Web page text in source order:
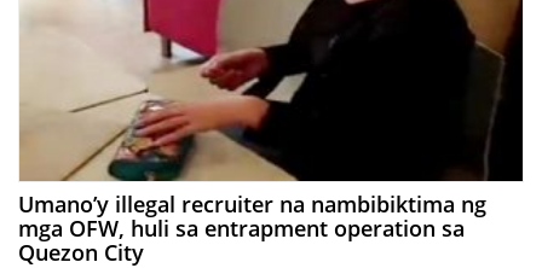
Umano’y illegal recruiter na nambibiktima ng
mga OFW, huli sa entrapment operation sa
Quezon City